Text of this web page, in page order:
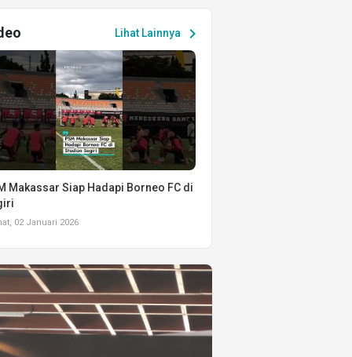
Lihat Lainnya chevron_right
Makassar Siap Hadapi Borneo FC di
02 Januari 2026